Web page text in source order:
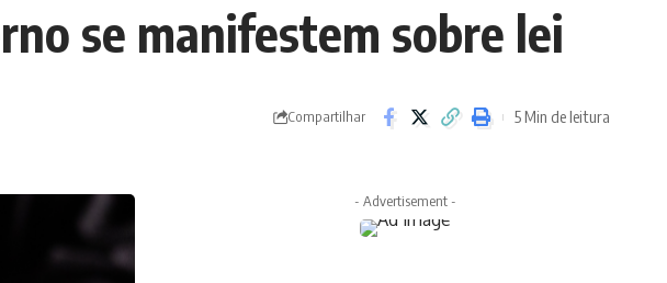
se manifestem sobre lei
Compartilhar 5 Min de leitura
- Advertisement -